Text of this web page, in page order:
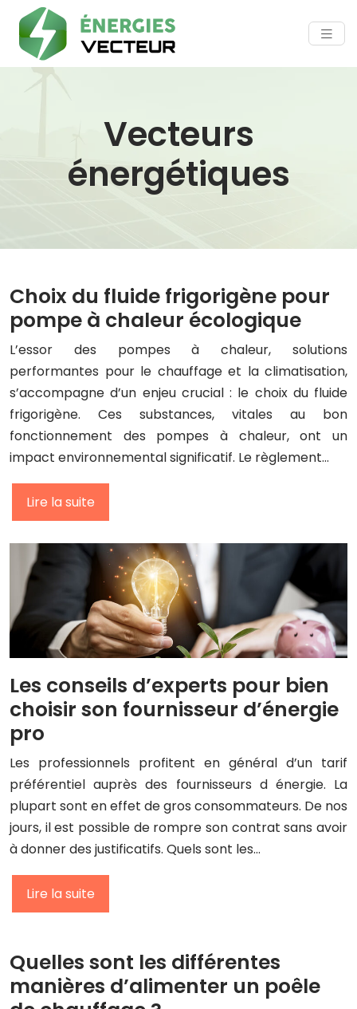
Vecteurs
énergétiques
Choix du fluide frigorigène pour
pompe à chaleur écologique
L’essor des pompes à chaleur, solutions
performantes pour le chauffage et la climatisation,
s’accompagne d’un enjeu crucial : le choix du fluide
frigorigène. Ces substances, vitales au bon
fonctionnement des pompes à chaleur, ont un
impact environnemental significatif. Le règlement…
Lire la suite
Les conseils d’experts pour bien
choisir son fournisseur d’énergie
pro
Les professionnels profitent en général d’un tarif
préférentiel auprès des fournisseurs d énergie. La
plupart sont en effet de gros consommateurs. De nos
jours, il est possible de rompre son contrat sans avoir
à donner des justificatifs. Quels sont les…
Lire la suite
Quelles sont les différentes
manières d’alimenter un poêle